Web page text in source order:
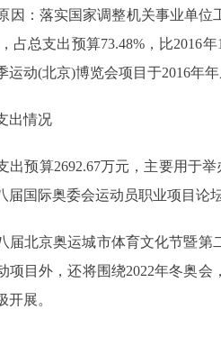
12345网上接诉即办
与调查
京概况
因：落实国家调整机关事业单
占总支出预算73.48%，比2016
运动(北京)博览会项目于2016年
情况
算2692.67万元，主要用于举
届国际奥委会运动员职业项目论
北京奥运城市体育文化节暨第
项目外，还将围绕2022年冬奥
开展。